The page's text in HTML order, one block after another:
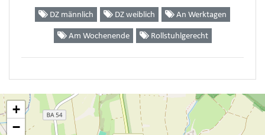
DZ männlich DZ weiblich An Werktagen
Am Wochenende Rollstuhlgerecht
+
−